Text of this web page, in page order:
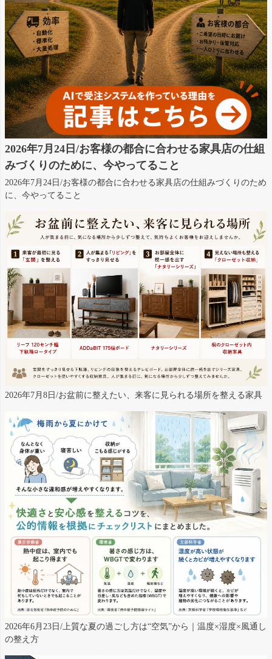
2026年7月24日/お客様の都合に合わせる家具店の仕組
みづくりのために、今やってること
2026年7月24日/お客様の都合に合わせる家具店の仕組みづくりのため
に、今やってること
2026年7月8日/お盆前に整えたい、来客に見られる場所を整える家具
2026年6月23日/上質な夏の過ごし方は“空気”から｜温度×湿度×風通し
の整え方